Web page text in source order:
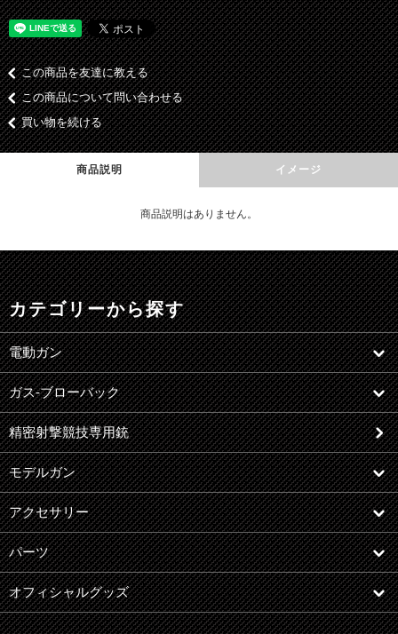
この商品を友達に教える
この商品について問い合わせる
買い物を続ける
商品説明 イメージ
商品説明はありません。
カテゴリーから探す
電動ガン
ガス-ブローバック
精密射撃競技専用銃
モデルガン
アクセサリー
パーツ
オフィシャルグッズ